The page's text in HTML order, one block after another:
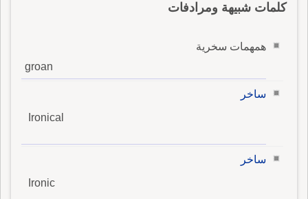
كلمات شبيهة ومرادفات
همهمات سخرية
groan
ساخر
Ironical
ساخر
Ironic